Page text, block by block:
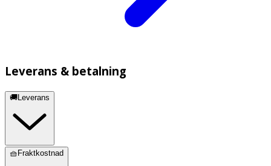
Leverans & betalning
🚚Leverans
🧺Fraktkostnad